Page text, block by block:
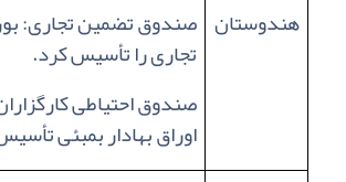
هندوستان
تجاری را تأسیس کرد.
اوراق بهادار بمبئی